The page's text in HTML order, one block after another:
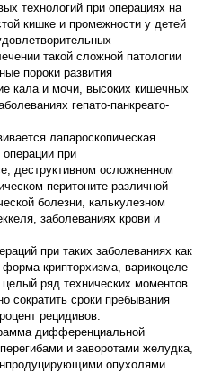
технологий при операциях на
кишке и промежности у детей
такой сложной патологии
пороки развития
кала и мочи, высоких кишечных
гепато-панкреато-
лапароскопическая
операции при
деструктивном осложненном
перитоните различной
болезни, калькулезном
заболеваниях крови и
при таких заболеваниях как
крипторхизма, варикоцеле
ряд технических моментов
сократить сроки пребывания
рецидивов.
дифференциальной
и заворотами желудка,
опухолями